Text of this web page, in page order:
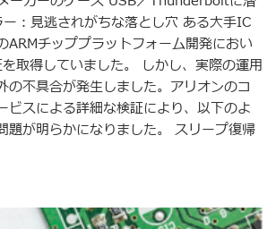
：見逃されがちな落とし穴 ある大手IC
ARMチッププラットフォーム開発におい
取得していました。 しかし、実際の運用
の不具合が発生しました。アリオンのコ
ビスによる詳細な検証により、以下のよ
題が明らかになりました。 スリープ復帰